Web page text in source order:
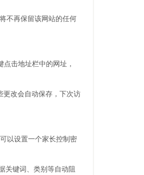
不再保留该网站的任何
击地址栏中的网址，
更改会自动保存，下次访
以设置一个家长控制密
关键词、类别等自动阻